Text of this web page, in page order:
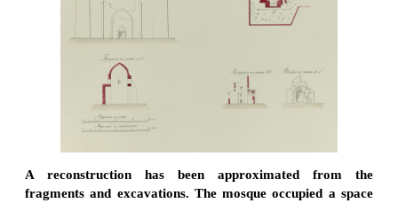
A reconstruction has been approximated from the
fragments and excavations. The mosque occupied a space